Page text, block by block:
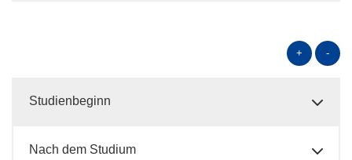
+ -
Studienbeginn
Nach dem Studium